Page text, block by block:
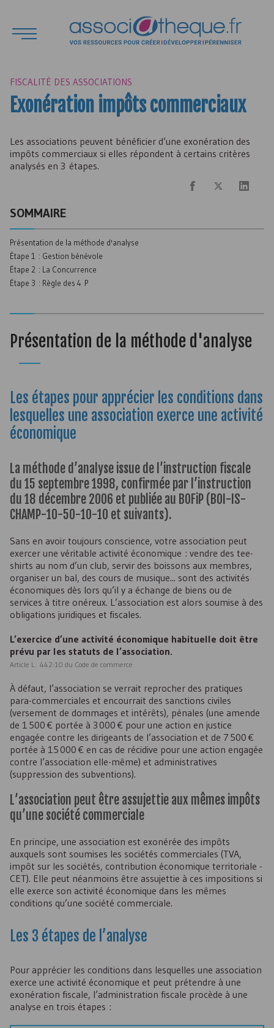
FISCALITÉ DES ASSOCIATIONS
Exonération impôts commerciaux
Les associations peuvent bénéficier d’une exonération des
impôts commerciaux si elles répondent à certains critères
analysés en 3 étapes.
SOMMAIRE
Présentation de la méthode d'analyse
Étape 1 : Gestion bénévole
Étape 2 : La Concurrence
Étape 3 : Règle des 4 P
Présentation de la méthode d'analyse
Les étapes pour apprécier les conditions dans
lesquelles une association exerce une activité
économique
La méthode d’analyse issue de l’instruction fiscale
du 15 septembre 1998, confirmée par l’instruction
du 18 décembre 2006 et publiée au BOFiP (BOI-IS-
CHAMP-10-50-10-10 et suivants).
Sans en avoir toujours conscience, votre association peut
exercer une véritable activité économique : vendre des tee-
shirts au nom d’un club, servir des boissons aux membres,
organiser un bal, des cours de musique... sont des activités
économiques dès lors qu’il y a échange de biens ou de
services à titre onéreux. L’association est alors soumise à des
obligations juridiques et fiscales.
L’exercice d’une activité économique habituelle doit être
prévu par les statuts de l’association.
Article L. 442-10 du Code de commerce
À défaut, l’association se verrait reprocher des pratiques
para-commerciales et encourrait des sanctions civiles
(versement de dommages et intérêts), pénales (une amende
de 1 500 € portée à 3 000 € pour une action en justice
engagée contre les dirigeants de l’association et de 7 500 €
portée à 15 000 € en cas de récidive pour une action engagée
contre l’association elle-même) et administratives
(suppression des subventions).
L’association peut être assujettie aux mêmes impôts
qu’une société commerciale
En principe, une association est exonérée des impôts
auxquels sont soumises les sociétés commerciales (TVA,
impôt sur les sociétés, contribution économique territoriale -
CET). Elle peut néanmoins être assujettie à ces impositions si
elle exerce son activité économique dans les mêmes
conditions qu’une société commerciale.
Les 3 étapes de l’analyse
Pour apprécier les conditions dans lesquelles une association
exerce une activité économique et peut prétendre à une
exonération fiscale, l’administration fiscale procède à une
analyse en trois étapes :